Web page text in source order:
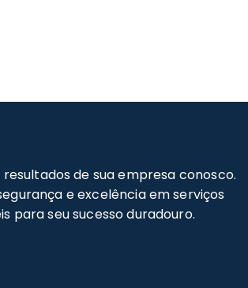
resultados de sua empresa conosco.
e excelência em serviços
para seu sucesso duradouro.